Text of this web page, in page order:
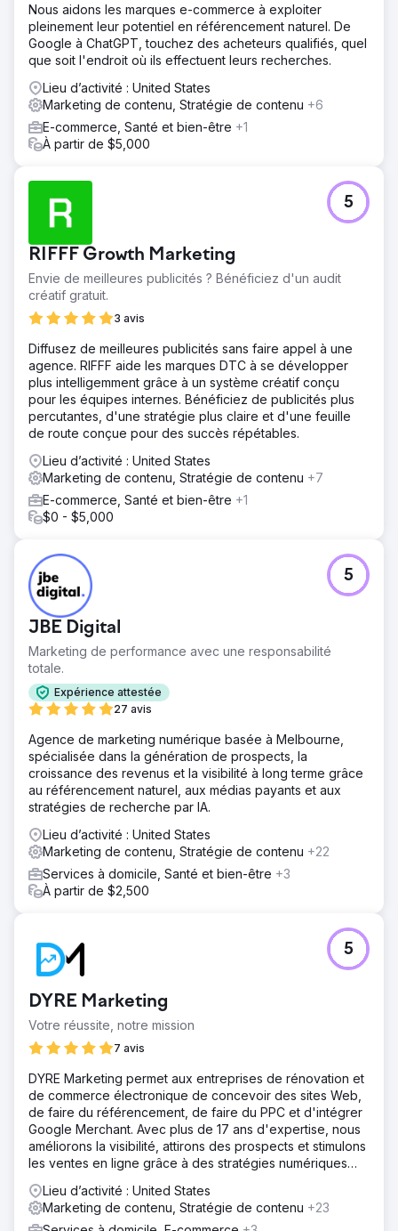
Nous aidons les marques e-commerce à exploiter
pleinement leur potentiel en référencement naturel. De
Google à ChatGPT, touchez des acheteurs qualifiés, quel
que soit l'endroit où ils effectuent leurs recherches.
Lieu d’activité : United States
Marketing de contenu, Stratégie de contenu +6
E-commerce, Santé et bien-être +1
À partir de $5,000
RIFFF Growth Marketing
Envie de meilleures publicités ? Bénéficiez d'un audit
créatif gratuit.
3 avis
5
Diffusez de meilleures publicités sans faire appel à une
agence. RIFFF aide les marques DTC à se développer
plus intelligemment grâce à un système créatif conçu
pour les équipes internes. Bénéficiez de publicités plus
percutantes, d'une stratégie plus claire et d'une feuille
de route conçue pour des succès répétables.
Lieu d’activité : United States
Marketing de contenu, Stratégie de contenu +7
E-commerce, Santé et bien-être +1
$0 - $5,000
JBE Digital
Marketing de performance avec une responsabilité
totale.
Expérience attestée
27 avis
5
Agence de marketing numérique basée à Melbourne,
spécialisée dans la génération de prospects, la
croissance des revenus et la visibilité à long terme grâce
au référencement naturel, aux médias payants et aux
stratégies de recherche par IA.
Lieu d’activité : United States
Marketing de contenu, Stratégie de contenu +22
Services à domicile, Santé et bien-être +3
À partir de $2,500
DYRE Marketing
Votre réussite, notre mission
7 avis
5
DYRE Marketing permet aux entreprises de rénovation et
de commerce électronique de concevoir des sites Web,
de faire du référencement, de faire du PPC et d'intégrer
Google Merchant. Avec plus de 17 ans d'expertise, nous
améliorons la visibilité, attirons des prospects et stimulons
les ventes en ligne grâce à des stratégies numériques
Lieu d’activité : United States
Marketing de contenu, Stratégie de contenu +23